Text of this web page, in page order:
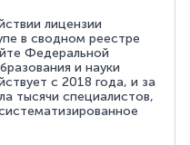
лицензии
в сводном реестре
Федеральной
и науки
с 2018 года, и за
тысячи специалистов,